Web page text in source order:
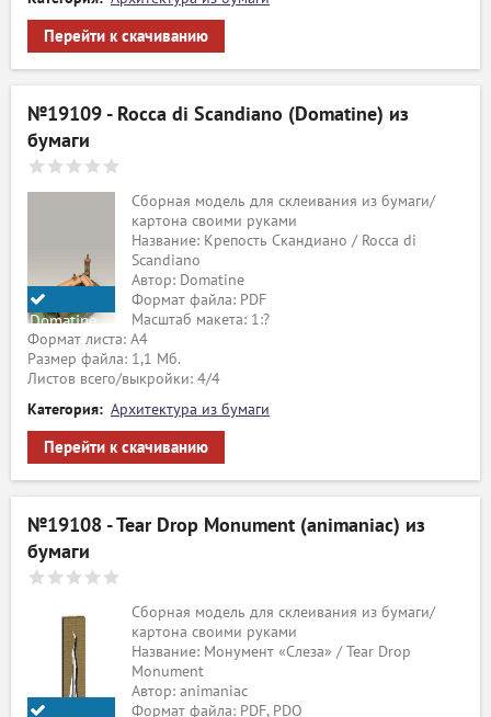
Перейти к скачиванию
№19109 - Rocca di Scandiano (Domatine) из
бумаги
Domatine
Сборная модель для склеивания из бумаги/
картона своими руками
Название: Крепость Скандиано / Rocca di
Scandiano
Автор: Domatine
Формат файла: PDF
Масштаб макета: 1:?
Формат листа: А4
Размер файла: 1,1 Мб.
Листов всего/выкройки: 4/4
Категория: Архитектура из бумаги
Перейти к скачиванию
№19108 - Tear Drop Monument (animaniac) из
бумаги
Сборная модель для склеивания из бумаги/
картона своими руками
Название: Монумент «Слеза» / Tear Drop
Monument
Автор: animaniac
Формат файла: PDF, PDO